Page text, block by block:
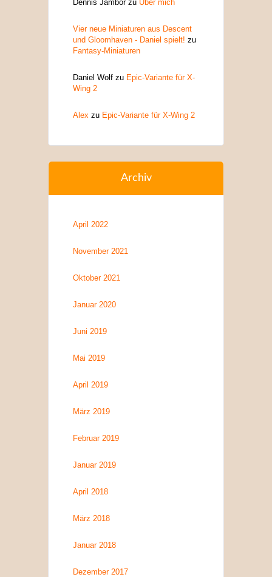
Dennis Jamborzu Über mich
Vier neue Miniaturen aus Descent
und Gloomhaven - Daniel spielt! zu
Fantasy-Miniaturen
Daniel Wolf zu Epic-Variante für X-
Wing 2
Alex zu Epic-Variante für X-Wing 2
Archiv
April 2022
November 2021
Oktober 2021
Januar 2020
Juni 2019
Mai 2019
April 2019
März 2019
Februar 2019
Januar 2019
April 2018
März 2018
Januar 2018
Dezember 2017